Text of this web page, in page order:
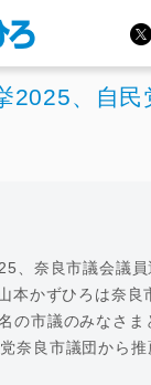
2025、自民
、奈良市議会議
本かずひろは奈良
の市議のみなさま
奈良市議団から推